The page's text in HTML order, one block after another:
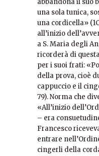
abbandona il suo
una sola tunica,
una cordicella»
all’inizio
a S. Maria degli
ricorderà di
per i suoi frati:
della prova, cioè
cappuccio e il
79). Norma che
«All’inizio
– era
Francesco
entrare
cingerli della